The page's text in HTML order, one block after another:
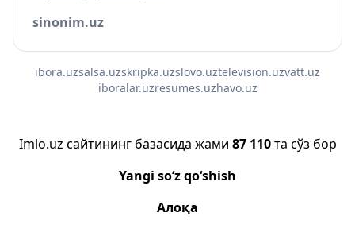
sinonim.uz
ibora.uzsalsa.uzskripka.uzslovo.uztelevision.uzvatt.uz
iboralar.uzresumes.uzhavo.uz
Imlo.uz сайтининг базасида жами 87 110та сўз бор
Yangi so‘z qo‘shish
Алоқа